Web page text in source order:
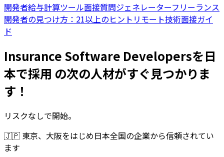
開発者給与計算ツール面接質問ジェネレーターフリーランス
開発者の見つけ方：21以上のヒント リモート技術面接ガイ
ド
Insurance Software Developersを日
本で採用 の次の人材がすぐ見つかりま
す！
リスクなしで開始。
🇯🇵 東京、大阪をはじめ日本全国の企業から信頼されてい
ます